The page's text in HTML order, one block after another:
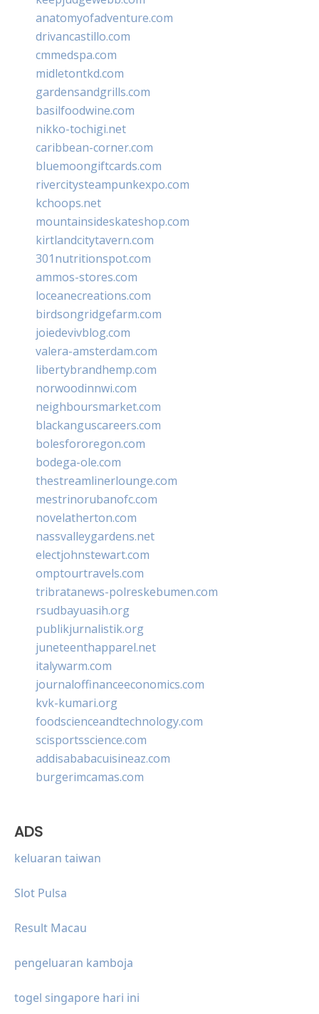
anatomyofadventure.com
drivancastillo.com
cmmedspa.com
midletontkd.com
gardensandgrills.com
basilfoodwine.com
nikko-tochigi.net
caribbean-corner.com
bluemoongiftcards.com
rivercitysteampunkexpo.com
kchoops.net
mountainsideskateshop.com
kirtlandcitytavern.com
301nutritionspot.com
ammos-stores.com
loceanecreations.com
birdsongridgefarm.com
joiedevivblog.com
valera-amsterdam.com
libertybrandhemp.com
norwoodinnwi.com
neighboursmarket.com
blackanguscareers.com
bolesfororegon.com
bodega-ole.com
thestreamlinerlounge.com
mestrinorubanofc.com
novelatherton.com
nassvalleygardens.net
electjohnstewart.com
omptourtravels.com
tribratanews-polreskebumen.com
rsudbayuasih.org
publikjurnalistik.org
juneteenthapparel.net
italywarm.com
journaloffinanceeconomics.com
kvk-kumari.org
foodscienceandtechnology.com
scisportsscience.com
addisababacuisineaz.com
burgerimcamas.com
ADS
keluaran taiwan
Slot Pulsa
Result Macau
pengeluaran kamboja
togel singapore hari ini